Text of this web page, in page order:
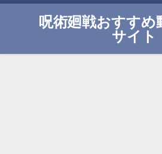
呪術廻戦おすすめ
サイト